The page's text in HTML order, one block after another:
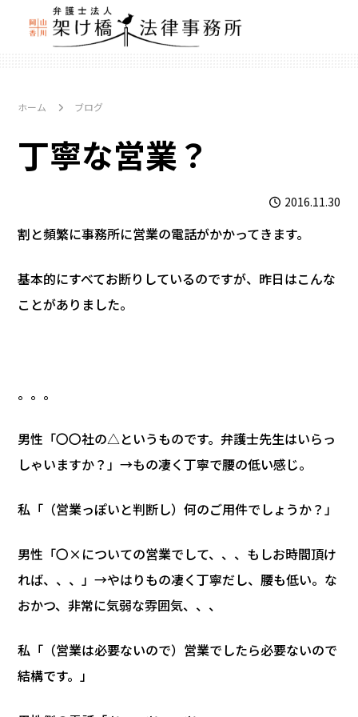
ホーム ブログ
丁寧な営業？
2016.11.30
割と頻繁に事務所に営業の電話がかかってきます。
基本的にすべてお断りしているのですが、昨日はこんな
ことがありました。
。。。
男性「〇〇社の△というものです。弁護士先生はいらっ
しゃいますか？」→もの凄く丁寧で腰の低い感じ。
私「（営業っぽいと判断し）何のご用件でしょうか？」
男性「〇×についての営業でして、、、もしお時間頂け
れば、、、」→やはりもの凄く丁寧だし、腰も低い。な
おかつ、非常に気弱な雰囲気、、、
私「（営業は必要ないので）営業でしたら必要ないので
結構です。」